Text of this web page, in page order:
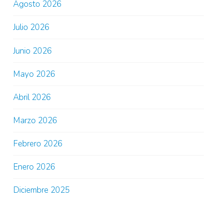
Agosto 2026
Julio 2026
Junio 2026
Mayo 2026
Abril 2026
Marzo 2026
Febrero 2026
Enero 2026
Diciembre 2025